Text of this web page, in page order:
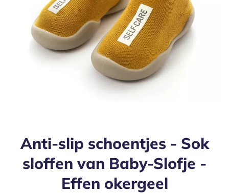
Anti-slip schoentjes - Sok
sloffen van Baby-Slofje -
Effen okergeel